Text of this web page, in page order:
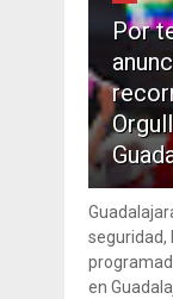
Por
seguridad,
en